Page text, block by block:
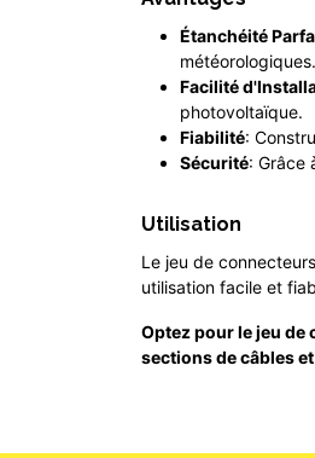
Étanchéité
météorologiques.
Facilité
photovoltaïque.
Fiabilité:
Sécurité: Grâce
Utilisation
Le jeu de
utilisation facile et
Optez pour le jeu
sections de câbles